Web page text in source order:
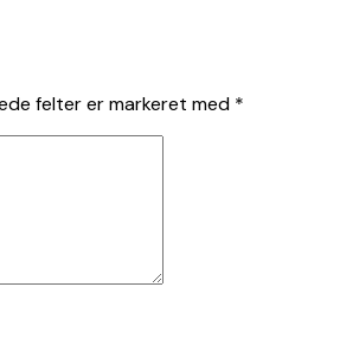
felter er markeret med *